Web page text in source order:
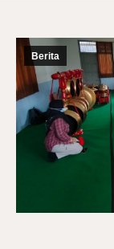
Berita